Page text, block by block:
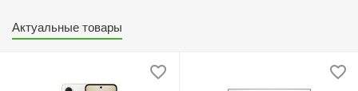
Актуальные товары